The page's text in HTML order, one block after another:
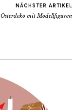
NÄCHSTER ARTIKEL
Osterdeko mit Modellfiguren